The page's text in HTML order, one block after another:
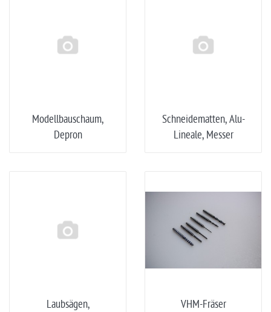
Modellbauschaum,
Depron
Schneidematten, Alu-
Lineale, Messer
Laubsägen,
VHM-Fräser